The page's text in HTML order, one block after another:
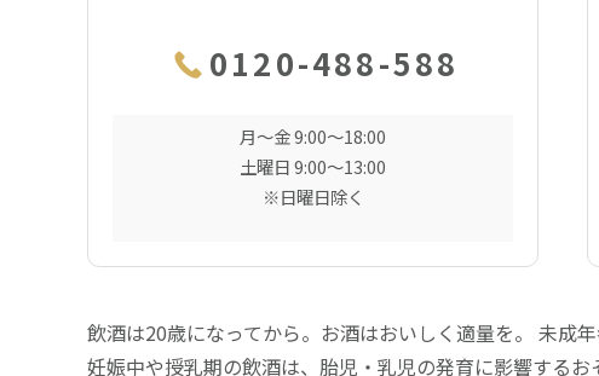
0120-488-588
月〜金 9:00〜18:00
土曜日 9:00〜13:00
※日曜日除く
飲酒は20歳になってから。お酒はおいしく適量を。 未成
妊娠中や授乳期の飲酒は、胎児・乳児の発育に影響するお